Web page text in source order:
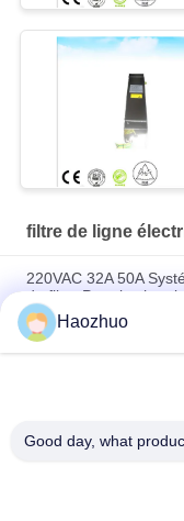
filtre de ligne
220VAC 32A 50A
de filtre Pour la
1p 50 60 Hz 16a 220v
Conception de filtre
Haozhuo
Good day, what